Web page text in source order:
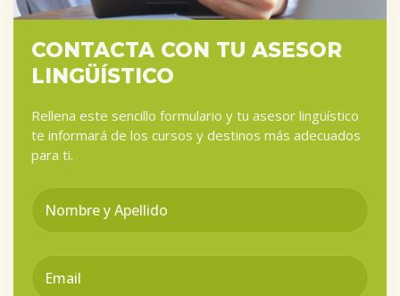
CONTACTA CON TU ASESOR
LINGÜÍSTICO
Rellena este sencillo formulario y tu asesor lingüístico
te informará de los cursos y destinos más adecuados
para ti.